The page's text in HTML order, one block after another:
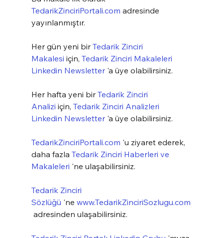
TedarikZinciriPortali.com adresinde
yayınlanmıştır.
Her gün yeni bir Tedarik Zinciri
Makalesi için, Tedarik Zinciri Makaleleri
Linkedin Newsletter 'a üye olabilirsiniz.
Her hafta yeni bir Tedarik Zinciri
Analizi için, Tedarik Zinciri Analizleri
Linkedin Newsletter 'a üye olabilirsiniz.
TedarikZinciriPortali.com 'u ziyaret ederek,
daha fazla Tedarik Zinciri Haberleri ve
Makaleleri 'ne ulaşabilirsiniz.
Tedarik Zinciri
Sözlüğü 'ne www.TedarikZinciriSozlugu.com
adresinden ulaşabilirsiniz.